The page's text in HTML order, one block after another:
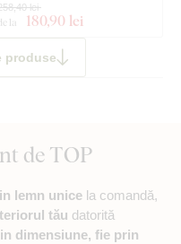
de la 180,90 lei
lei
produse
de TOP
lemn unice la comandă,
tău datorită
dimensiune, fie prin